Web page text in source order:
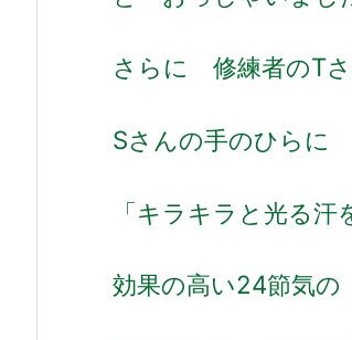
さらに 修練者のT
Sさんの手のひらに
「キラキラと光る
効果の高い24節気